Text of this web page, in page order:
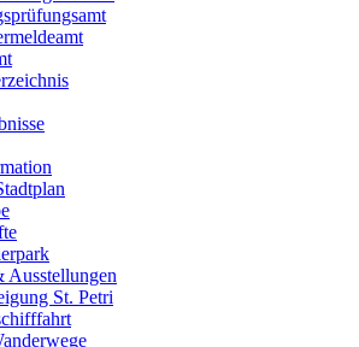
Ausstellungen
St. Petri